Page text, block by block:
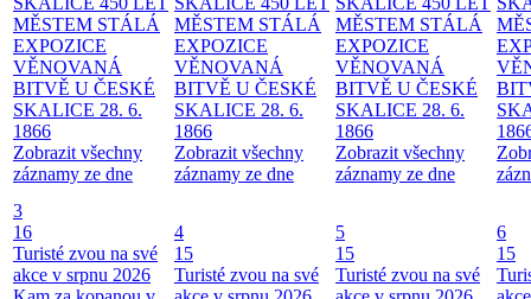
MĚSTEM STÁLÁ
EXPOZICE
VĚNOVANÁ
BITVĚ U ČESKÉ
SKALICE 28. 6.
1866
Zobrazit všechny
záznamy ze dne
MĚSTEM STÁLÁ
EXPOZICE
VĚNOVANÁ
BITVĚ U ČESKÉ
SKALICE 28. 6.
1866
Zobrazit všechny
záznamy ze dne
MĚSTEM STÁLÁ
EXPOZICE
VĚNOVANÁ
BITVĚ U ČESKÉ
SKALICE 28. 6.
1866
Zobrazit všechny
záznamy ze dne
3
16
Turisté zvou na své
akce v srpnu 2026
4
15
Turisté zvou na své
5
15
Turisté zvou na své
6
15